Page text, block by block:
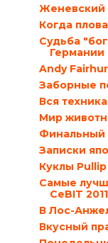
Женевский
Когда
Судьба
Германии
Andy
Заборные
Вся
Мир
Финальный
Записки
Куклы Pullip
Самые
CeBIT 2011
В Лос-
Вкусный